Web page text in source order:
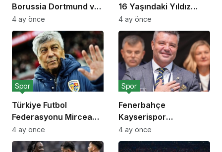
Borussia Dortmund ve
Bayer Leverkusen
Devreye Girdi
4 ay önce
16 Yaşındaki Yıldız
Adayı İçin 40 Milyon
Euroluk Rekor Teklif
4 ay önce
Türkiye Futbol
Federasyonu Mircea
Lucescu İçin Saygı
Duruşu Kararı Aldı
Spor
4 ay önce
Fenerbahçe
Kayserispor
Deplasman Maçı
Biletlerini Taraftarı İçin
Spor
4 ay önce